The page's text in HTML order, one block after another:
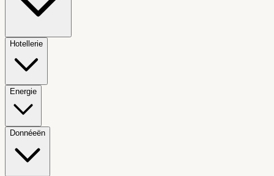
Hotellerie
Energie
Donnéeën